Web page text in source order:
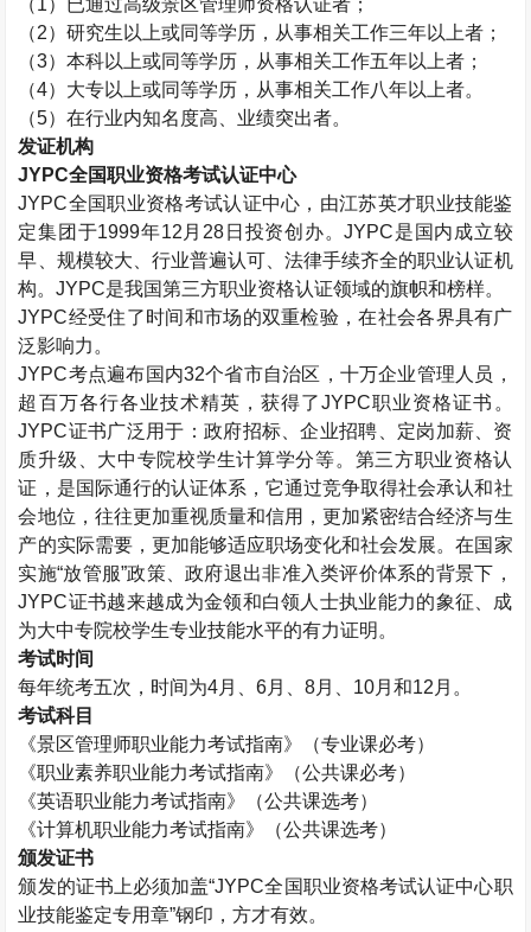
（1）已通过高级景区管理师资格认证者；
（2）研究生以上或同等学历，从事相关工作三年以上者；
（3）本科以上或同等学历，从事相关工作五年以上者；
（4）大专以上或同等学历，从事相关工作八年以上者。
（5）在行业内知名度高、业绩突出者。
发证机构
JYPC全国职业资格考试认证中心
JYPC全国职业资格考试认证中心，由江苏英才职业技能鉴
定集团于1999年12 月 28 日投资创办。JYPC是国内成立较
早、规模较大、行业普遍认可、法律手续齐全的职业认证机
构。JYPC是我国第三方职业资格认证领域的旗帜和榜样。
JYPC经受住了时间和市场的双重检验，在社会各界具有广
泛影响力。
JYPC考点遍布国内32个省市自治区，十万企业管理人员，
超百万各行各业技术精英，获得了JYPC职业资格证书。
JYPC证书广泛用于：政府招标、企业招聘、定岗加薪、资
质升级、大中专院校学生计算学分等。第三方职业资格认
证，是国际通行的认证体系，它通过竞争取得社会承认和社
会地位，往往更加重视质量和信用，更加紧密结合经济与生
产的实际需要，更加能够适应职场变化和社会发展。在国家
实施“放管服”政策、政府退出非准入类评价体系的背景下，
JYPC证书越来越成为金领和白领人士执业能力的象征、成
为大中专院校学生专业技能水平的有力证明。
考试时间
每年统考五次，时间为4月、6月、8月、 10月和12 月。
考试科目
《景区管理师职业能力考试指南》（专业课必考）
《职业素养职业能力考试指南》（公共课必考）
《英语职业能力考试指南》（公共课选考）
《计算机职业能力考试指南》（公共课选考）
颁发证书
颁发的证书上必须加盖“JYPC全国职业资格考试认证中心职
业技能鉴定专用章”钢印，方才有效。